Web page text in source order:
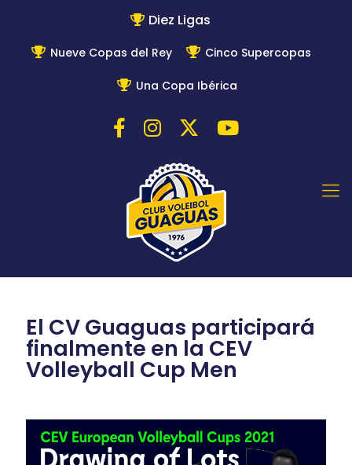
Diez Ligas
Nueve Copas del Rey Cinco Supercopas
Una Copa Ibérica
El CV Guaguas participará
finalmente en la CEV
Volleyball Cup Men